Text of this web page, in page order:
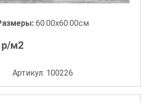
60.00x60.00см
р/м2
Артикул: 100226